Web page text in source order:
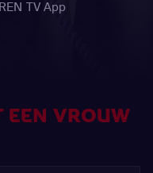
TV App
EEN VROUW